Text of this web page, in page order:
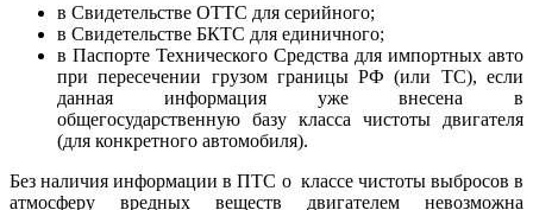
в Свидетельстве ОТТС для серийного;
в Свидетельстве БКТС для единичного;
в Паспорте Технического Средства для импортных авто
при пересечении грузом границы РФ (или ТС), если
данная информация уже внесена в
общегосударственную базу класса чистоты двигателя
(для конкретного автомобиля).
Без наличия информации в ПТС о классе чистоты выбросов в
атмосферу вредных веществ двигателем невозможна